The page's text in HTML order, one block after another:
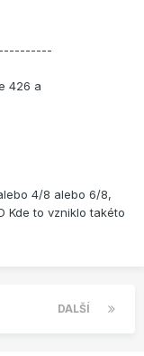
426 a
4/8 alebo 6/8,
Kde to vzniklo takéto
DALŠÍ